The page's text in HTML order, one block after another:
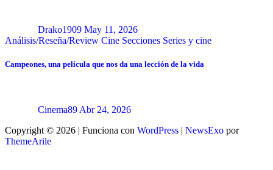
Drako1909 May 11, 2026
Análisis/Reseña/Review Cine Secciones Series y cine
Campeones, una película que nos da una lección de la vida
Cinema89 Abr 24, 2026
Copyright © 2026 | Funciona con WordPress | NewsExo por
ThemeArile